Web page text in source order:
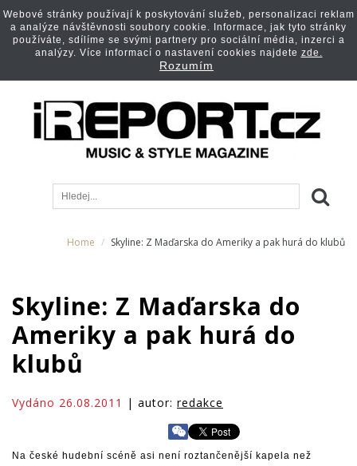
Home Skyline: Z Maďarska do Ameriky a pak hurá do klubů
Skyline: Z Maďarska do
Ameriky a pak hurá do
klubů
Vydáno 26.08.2011 | autor: redakce
Na české hudební scéně asi není roztančenější kapela než
Webové stránky používají k poskytování služeb, personalizaci reklam
a analýze návštěvnosti soubory cookie. Informace, jak tyto stránky
používáte, sdílíme se svými partnery pro sociální média, inzerci a
analýzy. Více informací o nastavení cookies najdete zde.
Rozumím